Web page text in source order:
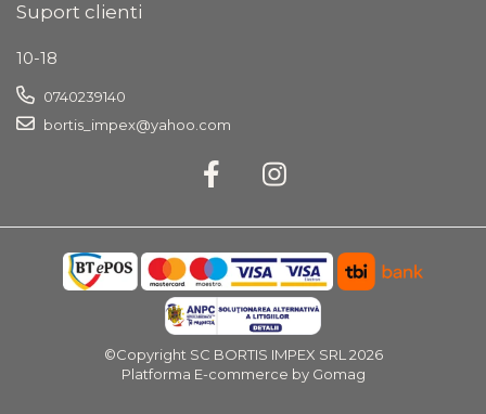
Suport clienti
10-18
0740239140
bortis_impex@yahoo.com
©Copyright SC BORTIS IMPEX SRL 2026
Platforma E-commerce by Gomag